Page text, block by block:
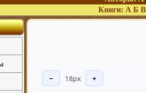
Книги: А Б В
− 18px +